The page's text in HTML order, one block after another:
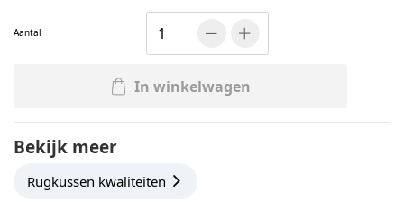
Aantal
In winkelwagen
Bekijk meer
Rugkussen kwaliteiten